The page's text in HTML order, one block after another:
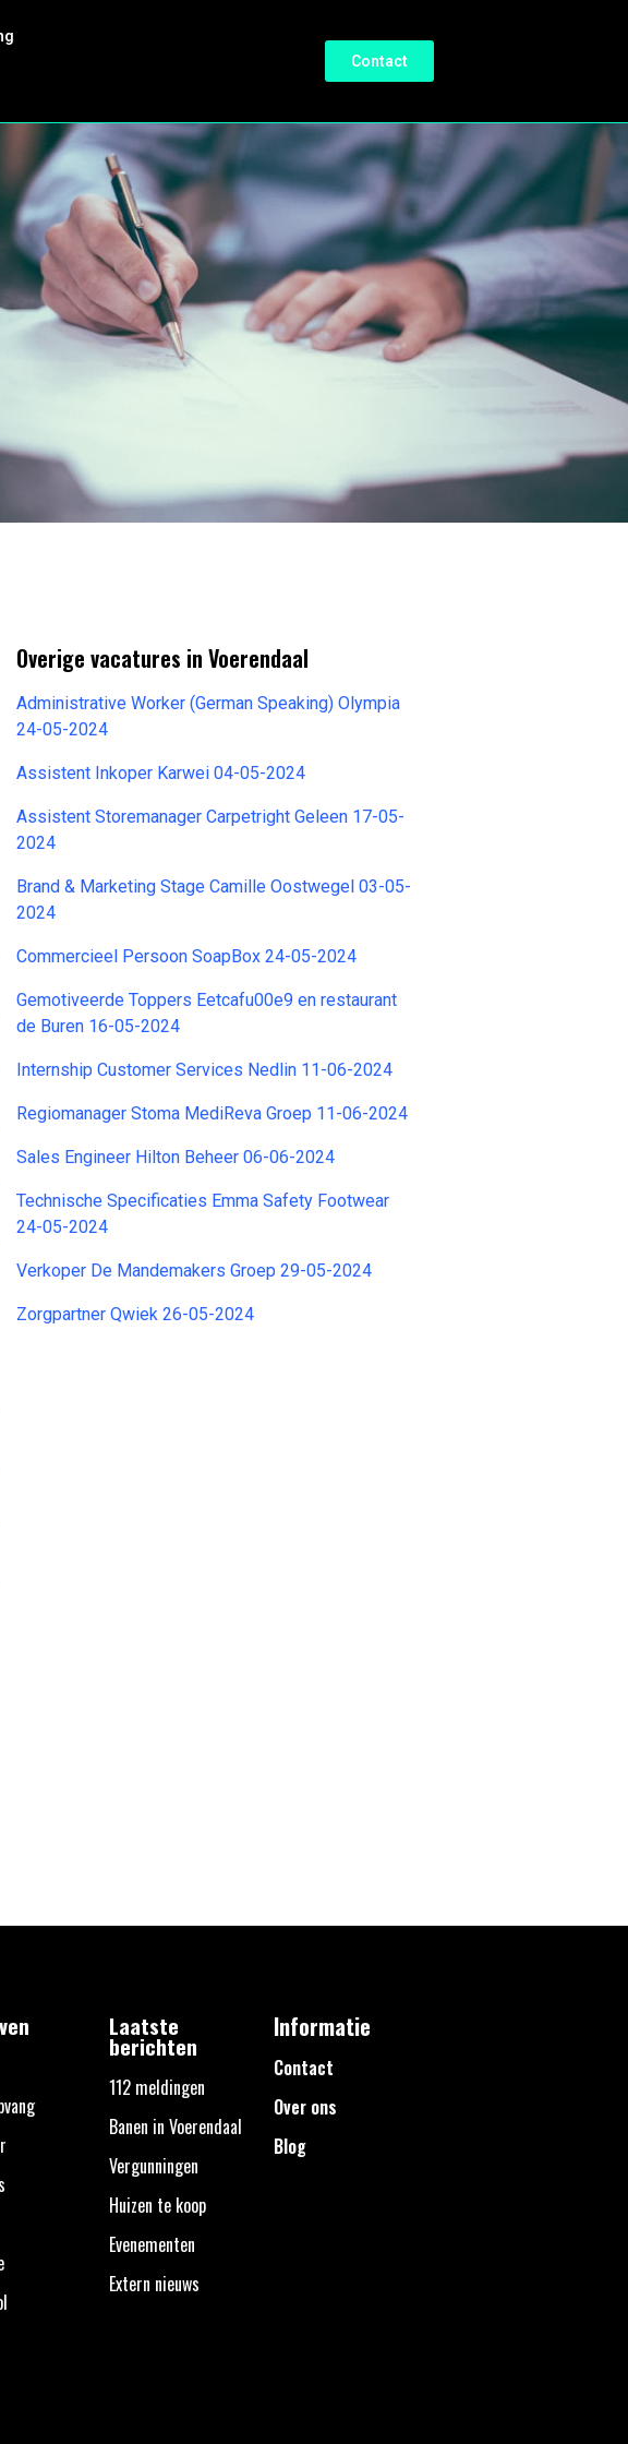
Contact
Overige vacatures in Voerendaal
Administrative Worker (German Speaking) Olympia
24-05-2024
Assistent Inkoper Karwei 04-05-2024
Assistent Storemanager Carpetright Geleen 17-05-
2024
Brand & Marketing Stage Camille Oostwegel 03-05-
2024
Commercieel Persoon SoapBox 24-05-2024
Gemotiveerde Toppers Eetcafu00e9 en restaurant
de Buren 16-05-2024
Internship Customer Services Nedlin 11-06-2024
Regiomanager Stoma MediReva Groep 11-06-2024
Sales Engineer Hilton Beheer 06-06-2024
Technische Specificaties Emma Safety Footwear
24-05-2024
Verkoper De Mandemakers Groep 29-05-2024
Zorgpartner Qwiek 26-05-2024
Laatste
berichten
112 meldingen
Banen in Voerendaal
Vergunningen
Huizen te koop
Evenementen
Extern nieuws
Informatie
Contact
Over ons
Blog